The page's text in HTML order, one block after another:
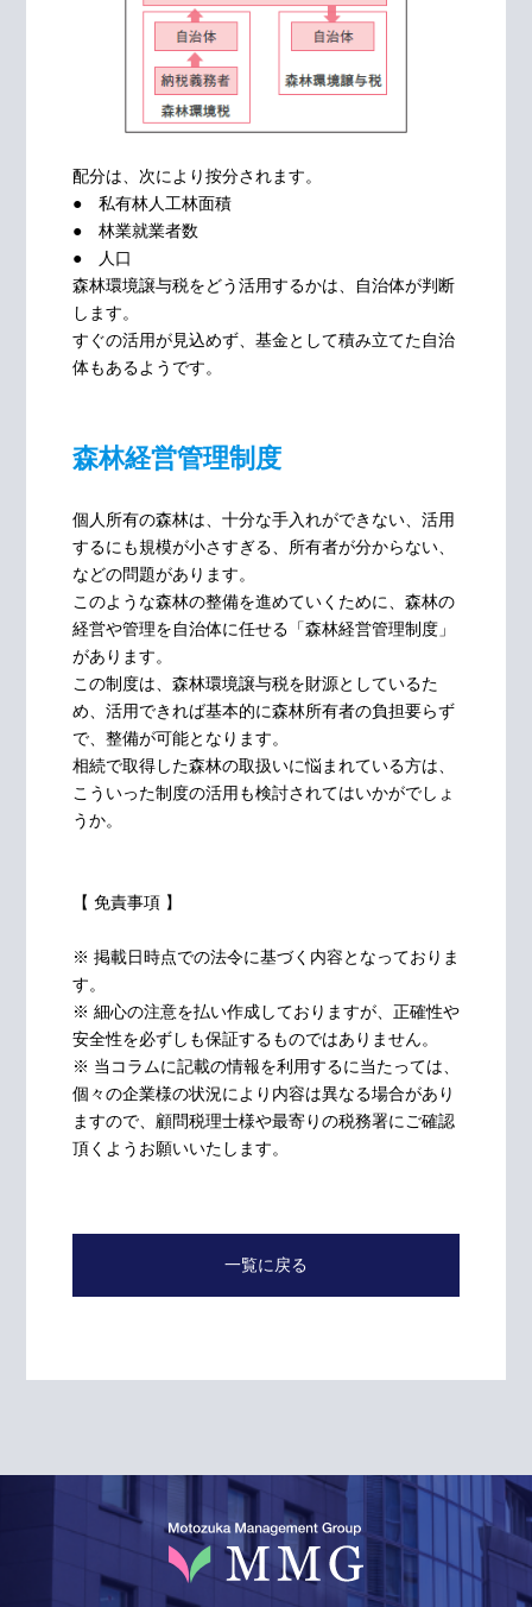
配分は、次により按分されます。
● 私有林人工林面積
● 林業就業者数
● 人口
森林環境譲与税をどう活用するかは、自治体が判断
します。
すぐの活用が見込めず、基金として積み立てた自治
体もあるようです。
森林経営管理制度
個人所有の森林は、十分な手入れができない、活用
するにも規模が小さすぎる、所有者が分からない、
などの問題があります。
このような森林の整備を進めていくために、森林の
経営や管理を自治体に任せる「森林経営管理制度」
があります。
この制度は、森林環境譲与税を財源としているた
め、活用できれば基本的に森林所有者の負担要らず
で、整備が可能となります。
相続で取得した森林の取扱いに悩まれている方は、
こういった制度の活用も検討されてはいかがでしょ
うか。
【 免責事項 】
※ 掲載日時点での法令に基づく内容となっておりま
す。
※ 細心の注意を払い作成しておりますが、正確性や
安全性を必ずしも保証するものではありません。
※ 当コラムに記載の情報を利用するに当たっては、
個々の企業様の状況により内容は異なる場合があり
ますので、顧問税理士様や最寄りの税務署にご確認
頂くようお願いいたします。
一覧に戻る